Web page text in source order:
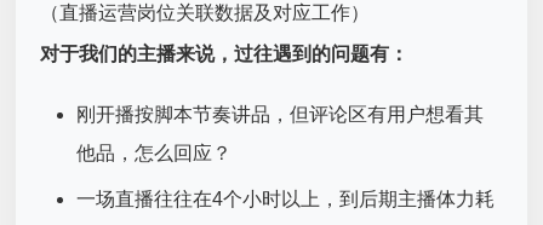
（直播运营岗位关联数据及对应工作）
对于我们的主播来说，过往遇到的问题有：
刚开播按脚本节奏讲品，但评论区有用户想看其
他品，怎么回应？
一场直播往往在4个小时以上，到后期主播体力耗